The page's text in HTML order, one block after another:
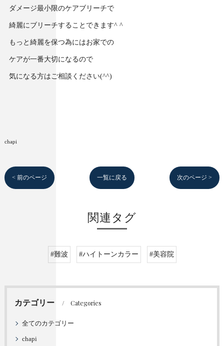
ダメージ最小限のケアブリーチで
綺麗にブリーチすることできます^ ^
もっと綺麗を保つ為にはお家での
ケアが一番大切になるので
気になる方はご相談ください(^^)
chapi
< 前のページ 一覧に戻る 次のページ >
関連タグ
#難波 #ハイトーンカラー #美容院
カテゴリー Categories
全てのカテゴリー
chapi